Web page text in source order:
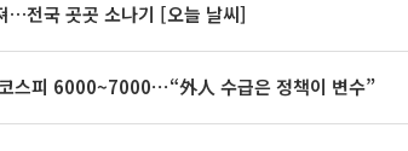
…전국 곳곳 소나기 [오늘 날씨]
스피 6000~7000⋯“外人 수급은 정책이 변수”